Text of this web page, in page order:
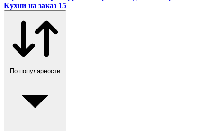
Кухни на заказ 15
По популярности